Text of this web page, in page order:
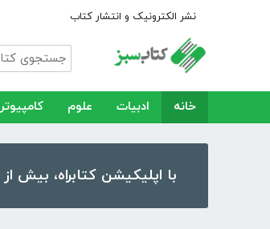
نشر الکترونیک و انتشار کتاب
خانه ادبیات علوم کامپیوتر
با اپلیکیشن کتابراه، بیش از ۵۰،۰۰۰ کتاب، کتاب صوتی و رمان را در موبایل و تبلت خود داشته باشید!